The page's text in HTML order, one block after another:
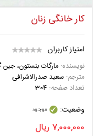
کار خانگی زنان
امتیاز کاربران
نویسنده: مارگات بنستون، جین
مترجم: سعید صدرالاشرافی
تعداد صفحه: 304
وضعیت:
7,000,000 ریال